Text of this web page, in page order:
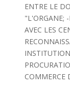
ENTRE LE
"L'ORGANE;
AVEC LES
COMMERCE